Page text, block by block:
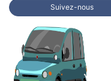
Suivez-nous